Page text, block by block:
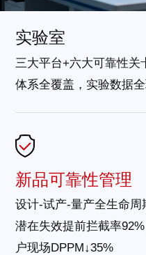
实验室
三大平台+六大可靠性关
体系全覆盖，实验数据
新品可靠性管理
设计-试产-量产全生命周
潜在失效提前拦截率
户现场DPPM↓35%